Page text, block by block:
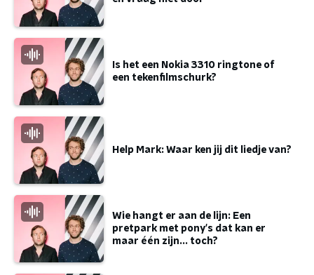
Is het een Nokia 3310 ringtone of
een tekenfilmschurk?
Help Mark: Waar ken jij dit liedje van?
Wie hangt er aan de lijn: Een
pretpark met pony's dat kan er
maar één zijn... toch?